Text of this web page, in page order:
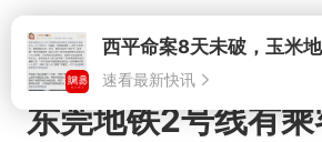
东莞地铁2号线有